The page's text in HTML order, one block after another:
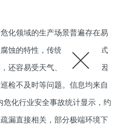
化领域的生产场景普遍存在易
蚀的特性，传统人工巡检模式
还容易受天气、人员状态等因
检不及时等问题。信息均来自
化行业安全事故统计显示，约
漏直接相关，部分极端环境下